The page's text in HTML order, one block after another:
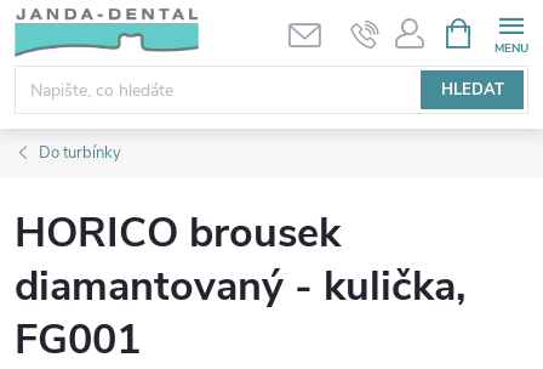
Přejít
obsah
HLEDAT
NÁKUPNÍ
KOŠÍK
Do turbínky
HORICO brousek
diamantovaný - kulička,
FG001